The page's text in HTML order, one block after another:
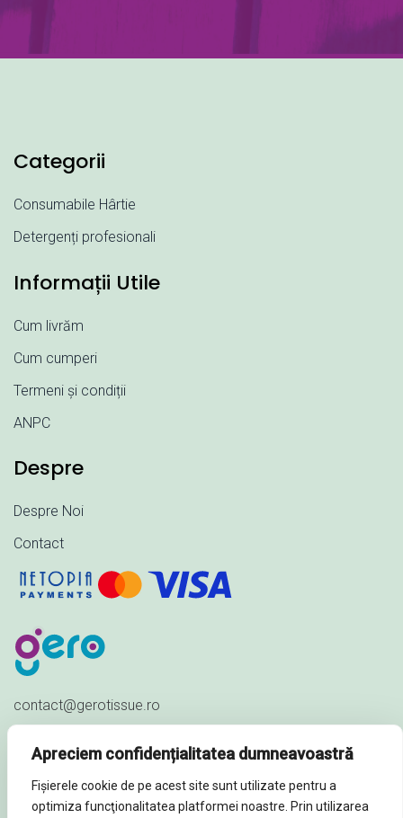
Apreciem confidențialitatea dumneavoastră
Fișierele cookie de pe acest site sunt utilizate pentru a
optimiza funcţionalitatea platformei noastre. Prin utilizarea
Categorii
Consumabile Hârtie
Detergenți profesionali
Informații Utile
Cum livrăm
Cum cumperi
Termeni și condiții
ANPC
Despre
Despre Noi
Contact
contact@gerotissue.ro
Str. Al. Ioan Cuza nr. 23,
Sat Păuleștii Noi, Comuna Păulești,